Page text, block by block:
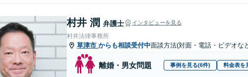
村井 潤 弁護士 インタビューを見る
村井法律事務所
草津市 からも相談受付中面談方法(対面・電話・ビデオな
離婚・男女問題 事例を見る(6件) 料金表を